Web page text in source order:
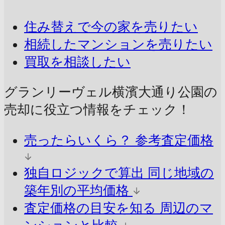
住み替えで今の家を売りたい
相続したマンションを売りたい
買取を相談したい
グランリーヴェル横濱大通り公園の
売却に役立つ情報をチェック！
売ったらいくら？ 参考査定価格
独自ロジックで算出 同じ地域の
築年別の平均価格
査定価格の目安を知る 周辺のマ